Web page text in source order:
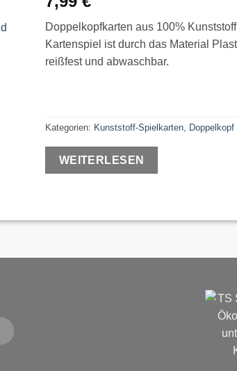
Doppelkopfkarten aus 100%
Kartenspiel ist durch das Material
reißfest und abwaschbar.
Kategorien: Kunststoff-Spielkarten Doppelkopf
WEITERLESEN